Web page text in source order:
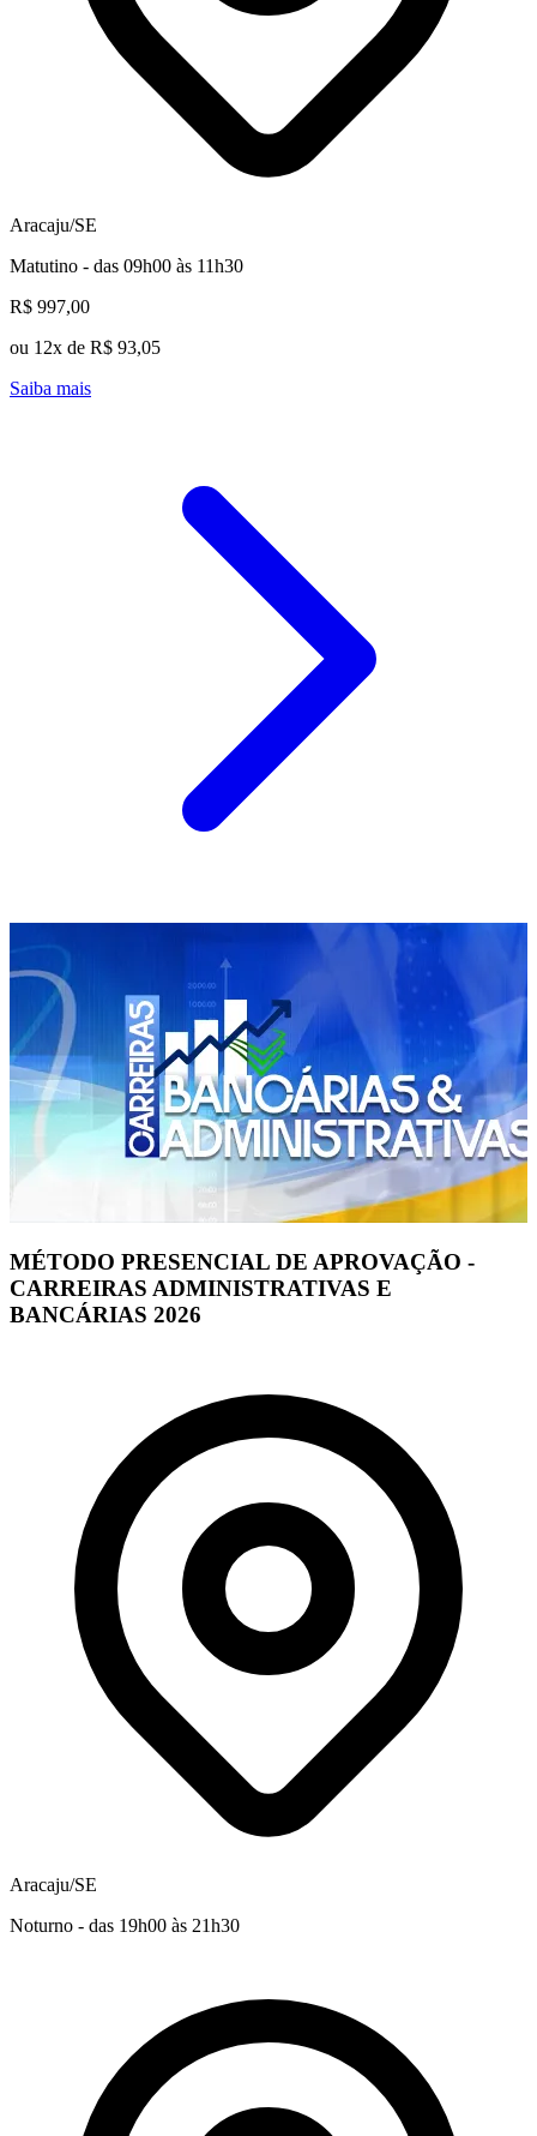
Aracaju/SE
Matutino - das 09h00 às 11h30
R$ 997,00
ou 12x de R$ 93,05
Saiba mais
MÉTODO PRESENCIAL DE APROVAÇÃO -
CARREIRAS ADMINISTRATIVAS E
BANCÁRIAS 2026
Aracaju/SE
Noturno - das 19h00 às 21h30